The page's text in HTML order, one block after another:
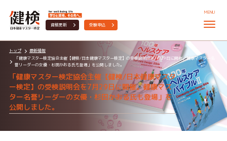
資格更新 受験申込
MENU
トップ
最新情報
「健康マスター検定協会主催【健検/日本健康マスター検定】の受検説明会を7月29日に開催。健康マスター名
誉リーダーの女優・杉田かおる氏も登場」を公開しました。
「健康マスター検定協会主催【健検/日本健康マスタ
ー検定】の受検説明会を7月29日に開催。健康マス
ター名誉リーダーの女優・杉田かおる氏も登場」を
公開しました。